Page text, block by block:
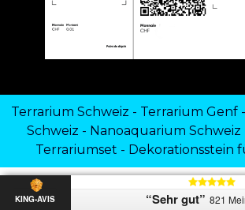
Terrarium Schweiz - Terrarium Genf-
Schweiz - Nanoaquarium Schweiz
Terrariumset - Dekorationsstein
KING-AVIS “Sehr gut” 821